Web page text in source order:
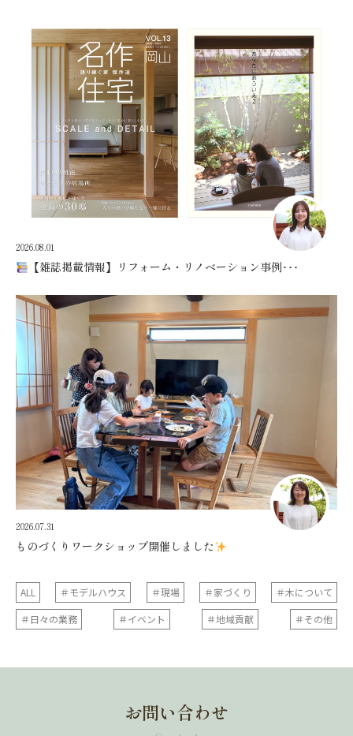
2026.08.01
【雑誌掲載情報】リフォーム・リノベーション事例･･･
2026.07.31
ものづくりワークショップ開催しました
ALL ＃モデルハウス ＃現場 ＃家づくり
＃木について
＃日々の業務
＃イベント ＃地域貢献 ＃その他
お問い合わせ